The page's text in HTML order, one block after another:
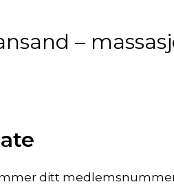
–
ditt